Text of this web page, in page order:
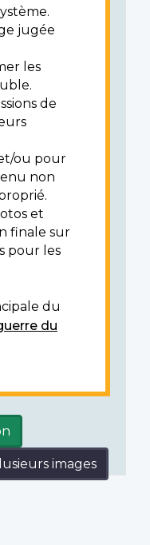
jugée
les
de
ou pour
non
et
finale sur
pour les
du
du
images